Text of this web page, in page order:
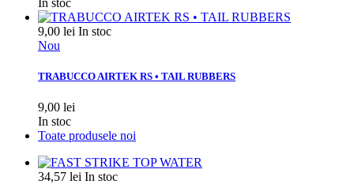
In stoc
9,00 lei In stoc
Nou
TRABUCCO AIRTEK RS • TAIL RUBBERS
9,00 lei
In stoc
Toate produsele noi
34,57 lei In stoc